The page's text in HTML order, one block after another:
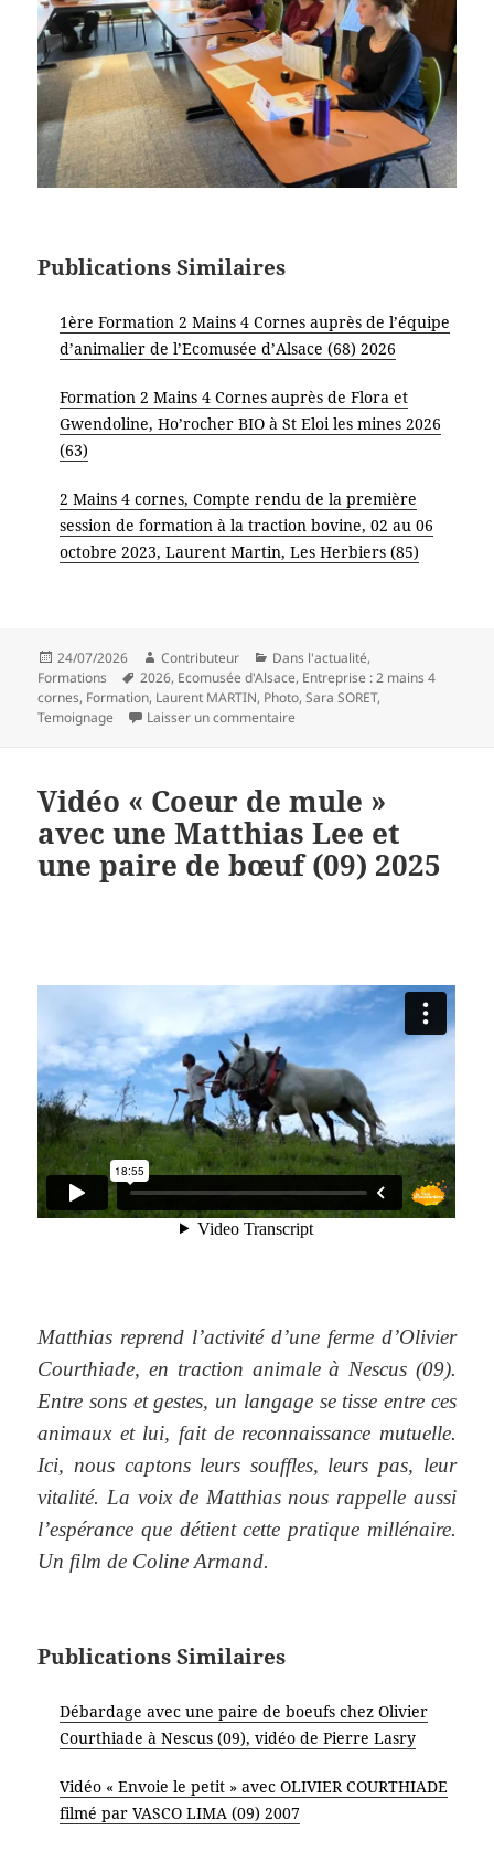
Publications Similaires
1ère Formation 2 Mains 4 Cornes auprès de l’équipe
d’animalier de l’Ecomusée d’Alsace (68) 2026
Formation 2 Mains 4 Cornes auprès de Flora et
Gwendoline, Ho’rocher BIO à St Eloi les mines 2026
(63)
2 Mains 4 cornes, Compte rendu de la première
session de formation à la traction bovine, 02 au 06
octobre 2023, Laurent Martin, Les Herbiers (85)
Publié
le
24/07/2026 Auteur
Contributeur Catégories
Dans l'actualité,
Formations
Mots-
clés
2026, Ecomusée d'Alsace, Entreprise : 2 mains 4
cornes, Formation, Laurent MARTIN, Photo,Sara SORET,
Temoignage
Laisser un commentaire
Vidéo « Coeur de mule »
avec une Matthias Lee et
une paire de bœuf (09) 2025
Matthias reprend l’activité d’une ferme d’Olivier
Courthiade, en traction animale à Nescus (09).
Entre sons et gestes, un langage se tisse entre ces
animaux et lui, fait de reconnaissance mutuelle.
Ici, nous captons leurs souffles, leurs pas, leur
vitalité. La voix de Matthias nous rappelle aussi
l’espérance que détient cette pratique millénaire.
Un film de Coline Armand.
Publications Similaires
Débardage avec une paire de boeufs chez Olivier
Courthiade à Nescus (09), vidéo de Pierre Lasry
Vidéo « Envoie le petit » avec OLIVIER COURTHIADE
filmé par VASCO LIMA (09) 2007